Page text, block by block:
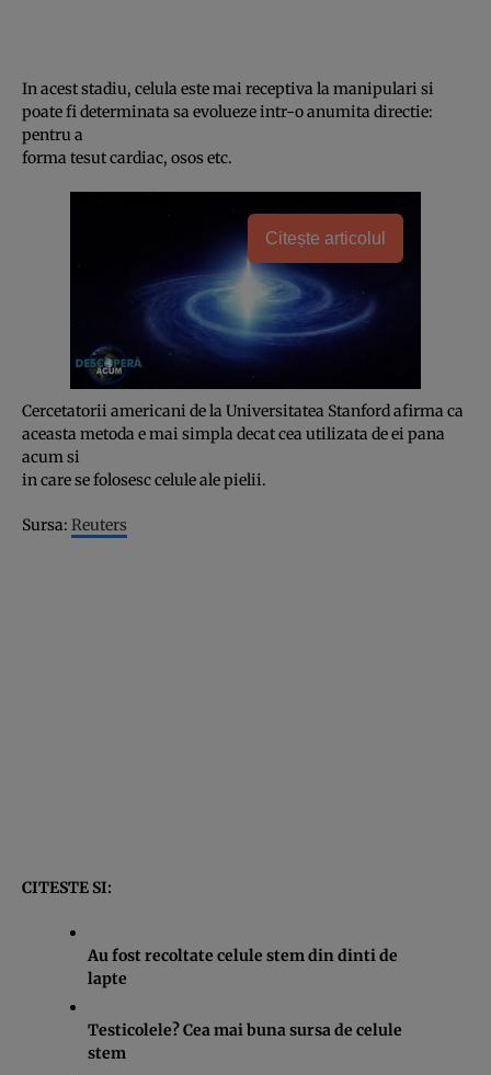
In acest stadiu, celula este mai receptiva la manipulari si
poate fi determinata sa evolueze intr-o anumita directie:
pentru a
forma tesut cardiac, osos etc.
Citește articolul
Cercetatorii americani de la Universitatea Stanford afirma ca
aceasta metoda e mai simpla decat cea utilizata de ei pana
acum si
in care se folosesc celule ale pielii.
Sursa: Reuters
CITESTE SI:
Au fost recoltate celule stem din dinti de
lapte
Testicolele? Cea mai buna sursa de celule
stem